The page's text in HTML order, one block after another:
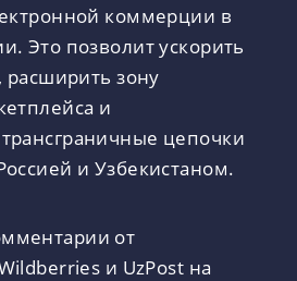
коммерции в
Это позволит ускорить
расширить зону
и
цепочки
и Узбекистаном.
от
и UzPost на